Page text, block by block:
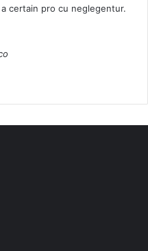
certain pro cu neglegentur.